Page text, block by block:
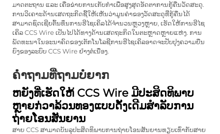
ມາດຕະຖານ ແລະ ເຄືອຂ່າຍການເກັບກໍາເພື່ອສູງສຸດອັດຕາການກູ້ຄືນວັດສະດຸ.
ການວິເຄາະດ້ານເສດຖະກິດຊີ້ໃຫ້ເຫັນວ່າມູນຄ່າຂອງວັດສະດຸທີ່ກູ້ຄືນໄດ້
ສາມາດຊົດເຊີຍຕົ້ນທຶນການຮີໄຊເຄິລໄດ້ຈໍານວນຫຼວງຫຼາຍ, ເຮັດໃຫ້ການຮີໄຊ
ເຄິລ CCS Wire ເປັນໄປໄດ້ທາງດ້ານເສດຖະກິດໃນຕະຫຼາດຫຼາຍແຫ່ງ. ການ
ພັດທະນາໃນອະນາຄົດຂອງເຕັກໂນໂລຊີການຮີໄຊເຄິລອາດຈະປັບປຸງຄວາມຍືນ
ຍົງຂອງລະບົບ CCS Wire ຢ່າງຕໍ່ເນື່ອງ.
ຄຳຖາມທີ່ຖາມບໍ່ຍາກ
ຫຍັງທີ່ເຮັດໃຫ້ CCS Wire ມີປະສິດທິພາບ
ຫຼາຍກ່ວາລ້ວນທອງແບບດັ້ງເດີມສໍາລັບການ
ຖ່າຍໂອນສັນຍານ
ສາຍ CCS ສາມາດບັນລຸປະສິດທິພາບການຖ່າຍໂອນສັນຍານທຽບເທົ່າກັບສາຍ